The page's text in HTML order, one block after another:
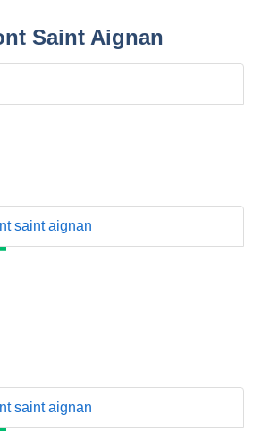
Saint Aignan
saint aignan
saint aignan